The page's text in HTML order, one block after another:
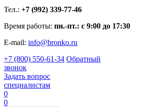
Тел.: +7 (992) 339-77-46
Время работы: пн.-пт.: с 9:00 до 17:30
E-mail: info@bronko.ru
+7 (800) 550-61-34 Обратный
звонок
Задать вопрос
специалистам
0
0